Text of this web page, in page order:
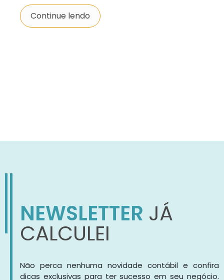
Continue lendo
NEWSLETTER JÁ
CALCULEI
Não perca nenhuma novidade contábil e confira
dicas exclusivas para ter sucesso em seu negócio.